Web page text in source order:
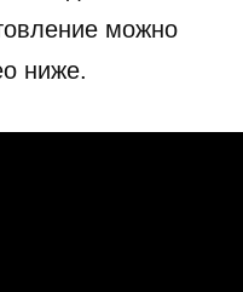
можно
ниже.